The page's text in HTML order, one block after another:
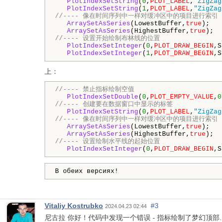
PlotIndexSetString ( 1, PLOT_LABEL ,
//---- 像在时间序列中一样对缓冲区中的项目进行索引
ArraySetAsSeries (LowestBuffer, true );
ArraySetAsSeries (HighestBuffer, true
//---- 设置开始绘制布林线的位置
PlotIndexSetInteger ( 0 , PLOT_DRAW_BEGIN
PlotIndexSetInteger ( 1, PLOT_DRAW_BEGIN
上：
//---- 禁止指标绘制空值
PlotIndexSetDouble ( 0 , PLOT_EMPTY_VALUE,
//---- 创建要在数据窗口中显示的标签
PlotIndexSetString ( 0 , PLOT_LABEL ,
//---- 像在时间序列中一样对缓冲区中的项目进行索引
ArraySetAsSeries (LowestBuffer, true );
ArraySetAsSeries (HighestBuffer, true
//---- 设置绘制水平线的起始位置
PlotIndexSetInteger ( 0 , PLOT_DRAW_BEGIN
В обеих версиях!
Vitaliy Kostrubko 2024.04.23 02:44
#3
尼古拉 你好！代码中发现一个错误 - 指标绘制了梦幻顶